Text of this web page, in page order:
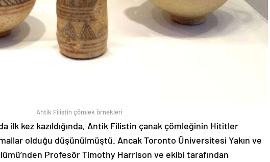
Antik Filistin çömlek örnekleri
ilk kez kazıldığında, Antik Filistin çanak çömleğinin Hititler
olduğu düşünülmüştü. Ancak Toronto Üniversitesi Yakın ve
Profesör Timothy Harrison ve ekibi tarafından